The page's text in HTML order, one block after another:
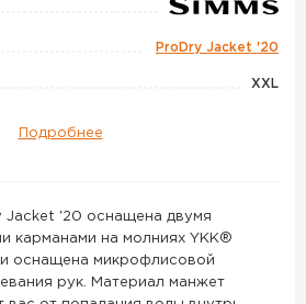
ProDry Jacket '20
XXL
Подробнее
Jacket '20 оснащена двумя
карманами на молниях YKK®
оснащена микрофлисовой
рук. Материал манжет